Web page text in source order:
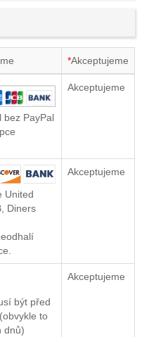
*Akceptujeme
bez PayPal
Akceptujeme
United
Diners
Akceptujeme
být před
to
dnů)
Akceptujeme